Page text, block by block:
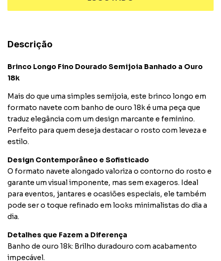
Descrição
Brinco Longo Fino Dourado Semijoia Banhado a Ouro
18k
Mais do que uma simples semijoia, este brinco longo em
formato navete com banho de ouro 18k é uma peça que
traduz elegância com um design marcante e feminino.
Perfeito para quem deseja destacar o rosto com leveza e
estilo.
Design Contemporâneo e Sofisticado
O formato navete alongado valoriza o contorno do rosto e
garante um visual imponente, mas sem exageros. Ideal
para eventos, jantares e ocasiões especiais, ele também
pode ser o toque refinado em looks minimalistas do dia a
dia.
Detalhes que Fazem a Diferença
Banho de ouro 18k: Brilho duradouro com acabamento
impecável.